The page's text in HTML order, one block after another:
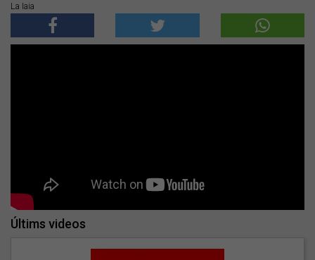
La Iaia
Últims videos